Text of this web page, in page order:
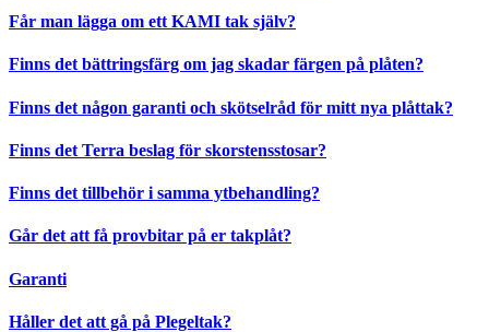
Får man lägga om ett KAMI tak själv?
Finns det bättringsfärg om jag skadar färgen på plåten?
Finns det någon garanti och skötselråd för mitt nya plåttak?
Finns det Terra beslag för skorstensstosar?
Finns det tillbehör i samma ytbehandling?
Går det att få provbitar på er takplåt?
Garanti
Håller det att gå på Plegeltak?